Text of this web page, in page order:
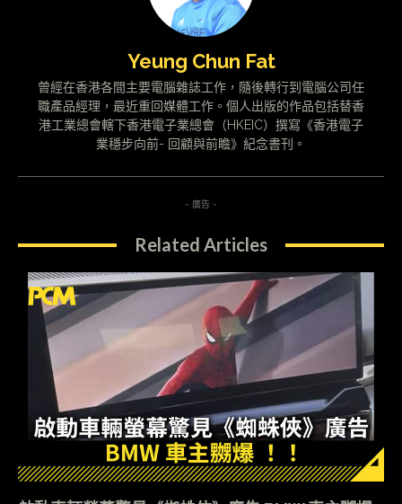
Yeung Chun Fat
曾經在香港各間主要電腦雜誌工作，隨後轉行到電腦公司任
職產品經理，最近重回媒體工作。個人出版的作品包括替香
港工業總會轄下香港電子業總會（HKEIC）撰寫《香港電子
業穩步向前- 回顧與前瞻》紀念書刊。
- 廣告 -
Related Articles